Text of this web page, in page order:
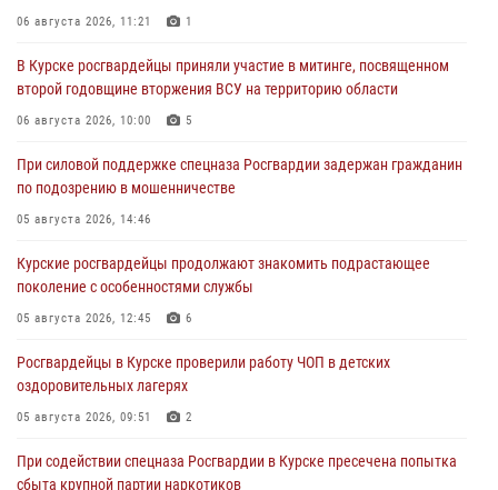
06 августа 2026, 11:21 1
В Курске росгвардейцы приняли участие в митинге, посвященном
второй годовщине вторжения ВСУ на территорию области
06 августа 2026, 10:00 5
При силовой поддержке спецназа Росгвардии задержан гражданин
по подозрению в мошенничестве
05 августа 2026, 14:46
Курские росгвардейцы продолжают знакомить подрастающее
поколение с особенностями службы
05 августа 2026, 12:45 6
Росгвардейцы в Курске проверили работу ЧОП в детских
оздоровительных лагерях
05 августа 2026, 09:51 2
При содействии спецназа Росгвардии в Курске пресечена попытка
сбыта крупной партии наркотиков